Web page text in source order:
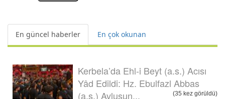
En güncel haberler En çok okunan
Kerbela’da Ehl-i Beyt (a.s.) Acısı
Yâd Edildi: Hz. Ebulfazl Abbas
(a.s.) Avlusun...
(35 kez görüldü)